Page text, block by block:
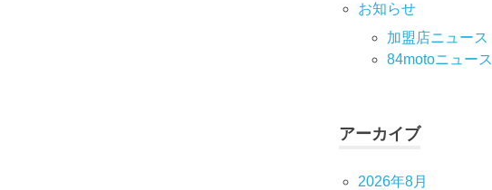
お知らせ
加盟店ニュース
84motoニュース
アーカイブ
2026年8月